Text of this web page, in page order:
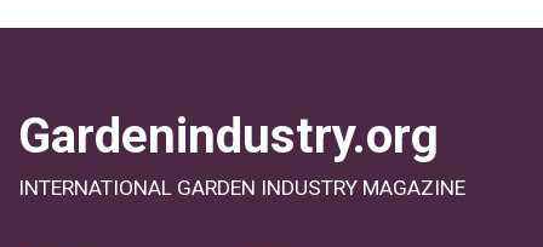
Gardenindustry.org
INTERNATIONAL GARDEN INDUSTRY MAGAZINE